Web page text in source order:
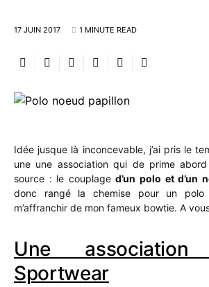
17 JUIN 2017 1 MINUTE READ
Idée jusque là inconcevable, j’ai pris le
une une association qui de prime
source : le couplaged’un polo et d’un
donc rangé la chemise pour un polo
m’affranchir de mon fameux bowtie. A
Une association
Sportwear